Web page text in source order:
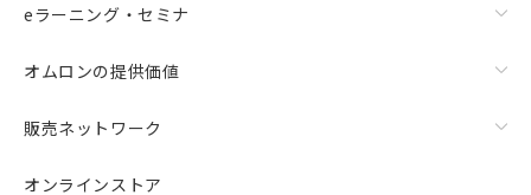
eラーニング・セミナ
オムロンの提供価値
販売ネットワーク
オンラインストア